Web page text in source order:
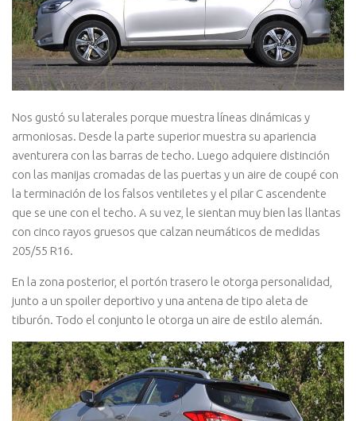
Nos gustó su laterales porque muestra líneas dinámicas y
armoniosas. Desde la parte superior muestra su apariencia
aventurera con las barras de techo. Luego adquiere distinción
con las manijas cromadas de las puertas y un aire de coupé con
la terminación de los falsos ventiletes y el pilar C ascendente
que se une con el techo. A su vez, le sientan muy bien las llantas
con cinco rayos gruesos que calzan neumáticos de medidas
205/55 R16.
En la zona posterior, el portón trasero le otorga personalidad,
junto a un spoiler deportivo y una antena de tipo aleta de
tiburón. Todo el conjunto le otorga un aire de estilo alemán.